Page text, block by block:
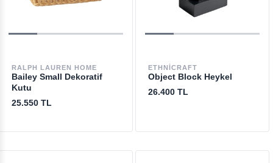
RALPH LAUREN HOME
Bailey Small Dekoratif
Kutu
25.550 TL
ETHNICRAFT
Object Block Heykel
26.400 TL